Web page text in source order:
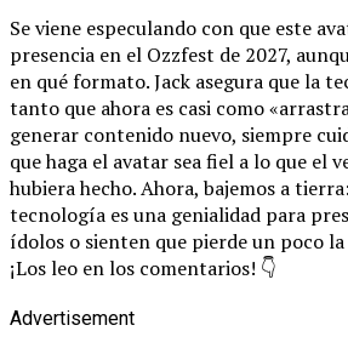
Se viene especulando con que este
presencia en el Ozzfest de 2027,
en qué formato. Jack asegura que la
tanto que ahora es casi como
generar contenido nuevo, siempre
que haga el avatar sea fiel a lo que el
hubiera hecho. Ahora, bajemos a
tecnología es una genialidad para
ídolos o sienten que pierde un poco
¡Los leo en los comentarios! 👇
Advertisement